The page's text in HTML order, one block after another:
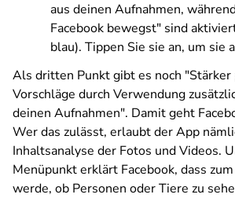
aus deinen Aufnahmen,
Facebook bewegst" sind
blau). Tippen Sie sie an, um sie
Als dritten Punkt gibt es noch
Vorschläge durch Verwendung
deinen Aufnahmen". Damit geht
Wer das zulässt, erlaubt der App
Inhaltsanalyse der Fotos und Videos.
Menüpunkt erklärt Facebook, dass
werde, ob Personen oder Tiere zu